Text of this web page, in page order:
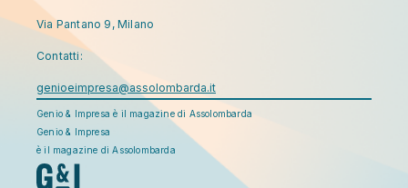
Via Pantano 9, Milano
Contatti:
genioeimpresa@assolombarda.it
Genio & Impresa è il magazine di Assolombarda
Genio & Impresa
è il magazine di Assolombarda